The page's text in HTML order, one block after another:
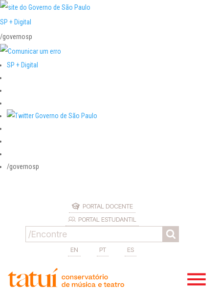
SP + Digital
/governosp
SP + Digital
/governosp
PORTAL DOCENTE
PORTAL ESTUDANTIL
EN PT ES